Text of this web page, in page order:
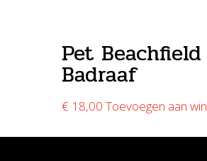
Pet Beachfield
Badraaf
€ 18,00 Toevoegen aan